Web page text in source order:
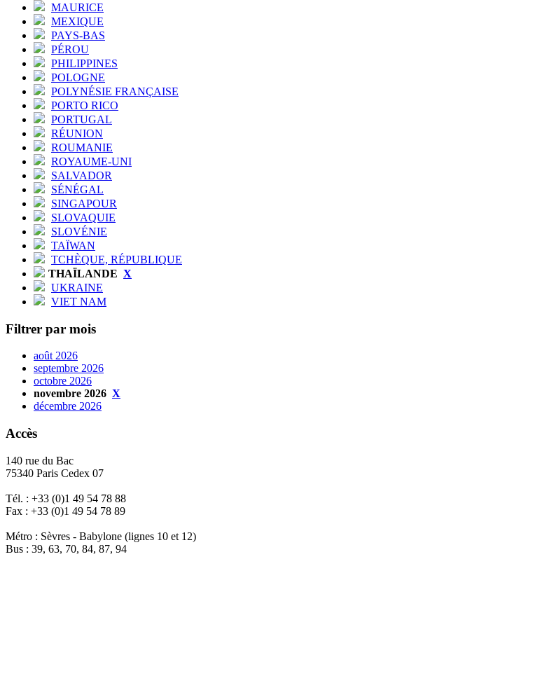
MAURICE
MEXIQUE
PAYS-BAS
PÉROU
PHILIPPINES
POLOGNE
POLYNÉSIE FRANÇAISE
PORTO RICO
PORTUGAL
RÉUNION
ROUMANIE
ROYAUME-UNI
SALVADOR
SÉNÉGAL
SINGAPOUR
SLOVAQUIE
SLOVÉNIE
TAÏWAN
TCHÈQUE, RÉPUBLIQUE
THAÏLANDE X
UKRAINE
VIET NAM
Filtrer par mois
août 2026
septembre 2026
octobre 2026
novembre 2026 X
décembre 2026
Accès
140 rue du Bac
75340 Paris Cedex 07
Tél. : +33 (0)1 49 54 78 88
Fax : +33 (0)1 49 54 78 89
Métro : Sèvres - Babylone (lignes 10 et 12)
Bus : 39, 63, 70, 84, 87, 94